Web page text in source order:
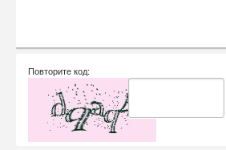
Повторите код: